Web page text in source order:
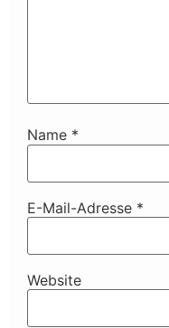
Name *
E-Mail-Adresse *
Website